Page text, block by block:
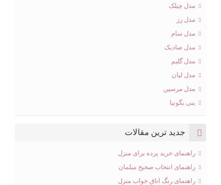
مدل چیلک
مدل رز
مدل سام
مدل صادیک
مدل گلیم
مدل لیان
مدل مرسین
ینی بگونیا
جدید ترین مقالات
راهنمای خرید پرده برای منزل
راهنمای انتخاب صحیح مبلمان
راهنمای رنگ اتاق خواب منزل